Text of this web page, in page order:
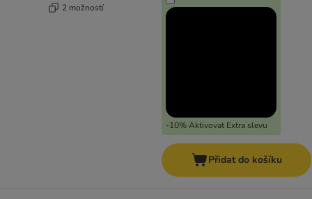
2 možností
-10% Aktivovat Extra slevu
Přidat do košíku